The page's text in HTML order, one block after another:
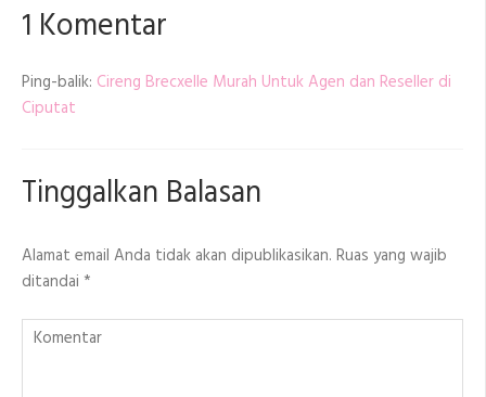
1 Komentar
Ping-balik: Cireng Brecxelle Murah Untuk Agen dan Reseller di
Ciputat
Tinggalkan Balasan
Alamat email Anda tidak akan dipublikasikan. Ruas yang wajib
ditandai *
Komentar